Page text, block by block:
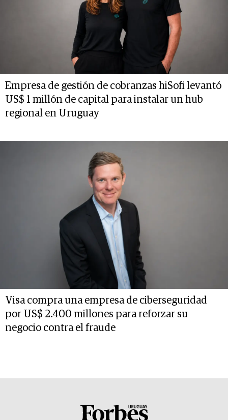
Empresa de gestión de cobranzas hiSofi levantó
US$ 1 millón de capital para instalar un hub
regional en Uruguay
Visa compra una empresa de ciberseguridad
por US$ 2.400 millones para reforzar su
negocio contra el fraude